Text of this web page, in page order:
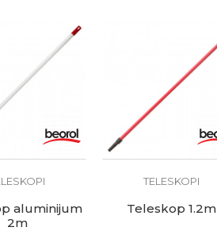
aluminijum
2m
TELESKOPI
Teleskop 1.2m